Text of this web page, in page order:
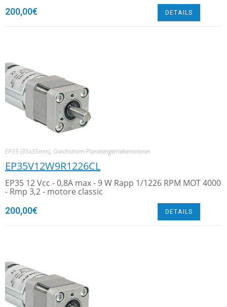
200,00€ DETAILS
EP35 (35x35mm), Gleichstrom Planetengetriebemotoren
EP35V12W9R1226CL
EP35 12 Vcc - 0,8A max - 9 W Rapp 1/1226 RPM MOT 4000
- Rmp 3,2 - motore classic
200,00€ DETAILS